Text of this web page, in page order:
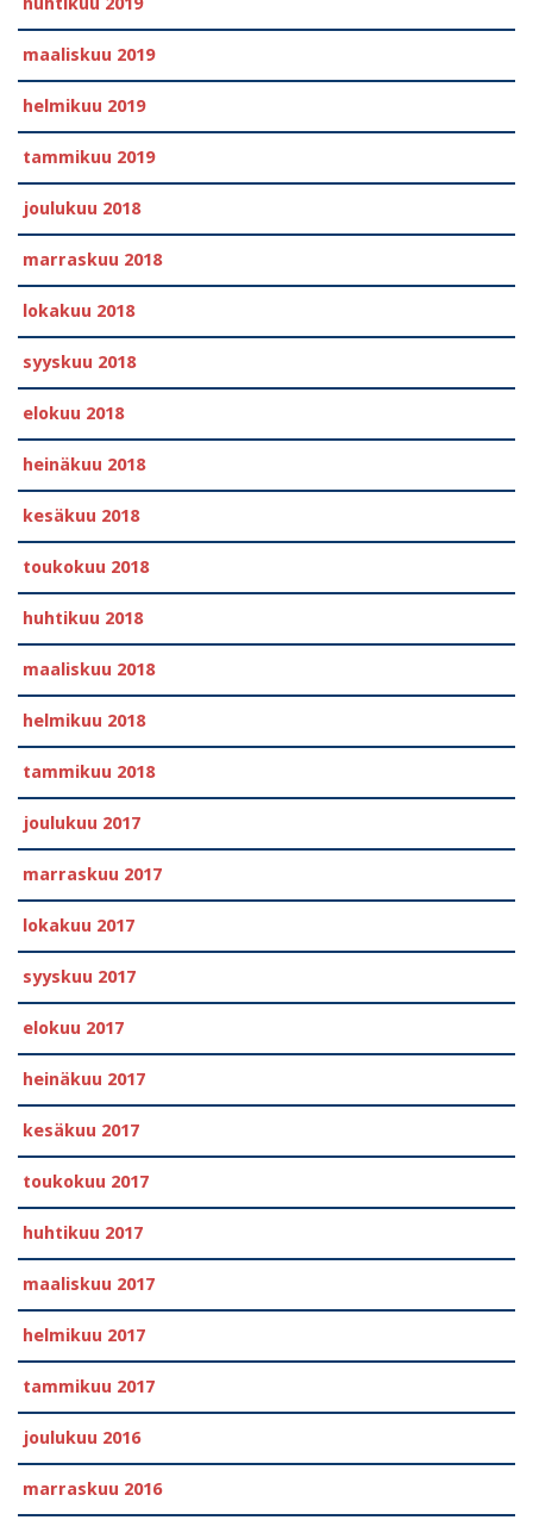
maaliskuu 2019
helmikuu 2019
tammikuu 2019
joulukuu 2018
marraskuu 2018
lokakuu 2018
syyskuu 2018
elokuu 2018
heinäkuu 2018
kesäkuu 2018
toukokuu 2018
huhtikuu 2018
maaliskuu 2018
helmikuu 2018
tammikuu 2018
joulukuu 2017
marraskuu 2017
lokakuu 2017
syyskuu 2017
elokuu 2017
heinäkuu 2017
kesäkuu 2017
toukokuu 2017
huhtikuu 2017
maaliskuu 2017
helmikuu 2017
tammikuu 2017
joulukuu 2016
marraskuu 2016